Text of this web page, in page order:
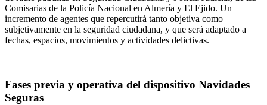
Comisarias de la Policía Nacional en Almería y El Ejido. Un
incremento de agentes que repercutirá tanto objetiva como
subjetivamente en la seguridad ciudadana, y que será adaptado a
fechas, espacios, movimientos y actividades delictivas.
Fases previa y operativa del dispositivo Navidades
Seguras